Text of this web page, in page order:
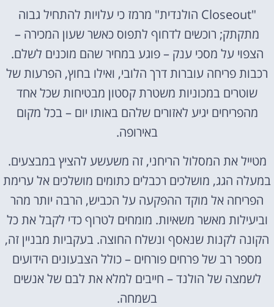
"Closeout הולנדית" מרמז כי עלויות להתחיל גבוה
מתקתק; רוכשים לדחוף לתפוס כאשר שעון המכירה –
הצפוי על מסכי ענק – פוגע במחיר שהם מוכנים לשלם.
רכבות פריחה עוברות דרך הלובי, ואילו בחוץ, הפרעות של
שוטרים במכוניות משטרת קסטון מבטיחות שכל אחד
מהפריחים יגיע לאזורים שלהם באותו יום – בכל מקום
באירופה.
מטייל את המסלול הריחני, זה משעשע להציץ במבצעים.
במעלה הגג, מושלכים רכבלים כתומים מושלכים אל ערימת
הפריחה אל מוקד ההפקעה על הכביש, הרבה יותר מהר
וביעילות מאשר משאיות. מומחים לטרוף כדי לקבל את כל
הקונה לקנות שנאסף ונשלח החוצה. בעקביות מבניין זה,
מספר רב של פרחים פורחים – כולל הצבעונים הידועים
לשמצה של הולנד – חייבים למלא את לבם של אנשים
בשמחה.